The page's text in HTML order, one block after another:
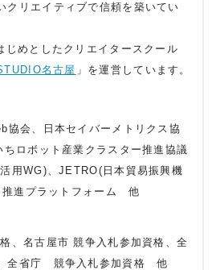
クリエイティブで信頼を築いてい
じめとしたクリエイタースクール
名古屋 」を運営しています。
会、日本セイバーメトリクス協
ロボット産業クラスター推進協議
用WG)、JETRO(日本貿易振興機
進プラットフォーム 他
、名古屋市 競争入札参加資格、全
全省庁 競争入札参加資格 他